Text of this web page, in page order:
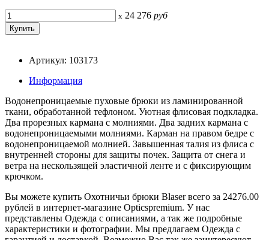
x 24 276 руб
Артикул: 103173
Информация
Водонепроницаемые пуховые брюки из ламинированной
ткани, обработанной тефлоном. Уютная флисовая подкладка.
Два прорезных кармана с молниями. Два задних кармана с
водонепроницаемыми молниями. Карман на правом бедре с
водонепроницаемой молнией. Завышенная талия из флиса с
внутренней стороны для защиты почек. Защита от снега и
ветра на нескользящей эластичной ленте и с фиксирующим
крючком.
Вы можете купить Охотничьи брюки Blaser всего за 24276.00
рублей в интернет-магазине Opticspremium. У нас
представлены Одежда с описаниями, а так же подробные
характеристики и фотографии. Мы предлагаем Одежда с